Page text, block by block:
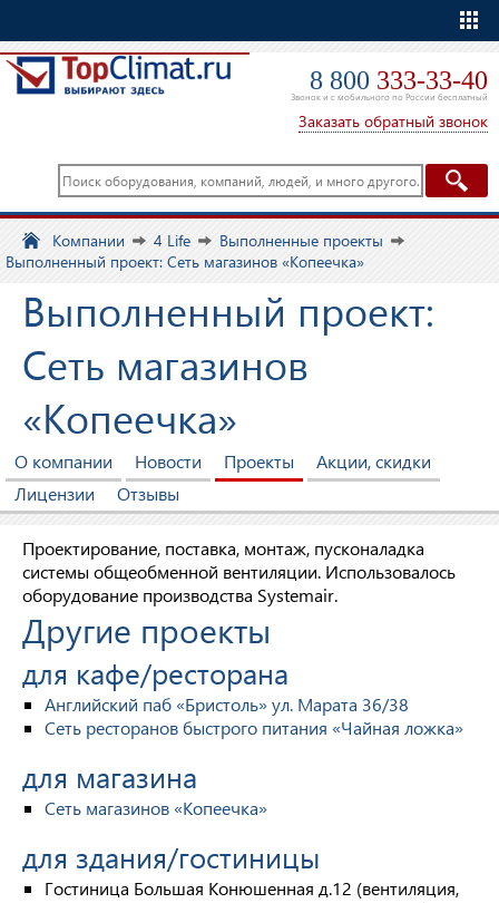
8 800 333-33-40
Звонок и с мобильного по России бесплатный
Заказать обратный звонок
Компании 4 Life
Выполненные проекты
Выполненный проект: Сеть магазинов «Копеечка»
Выполненный проект:
Сеть магазинов
«Копеечка»
О компании Новости Проекты
Акции, скидки
Лицензии
Отзывы
Проектирование, поставка, монтаж, пусконаладка
системы общеобменной вентиляции. Использовалось
оборудование производства Systemair.
Другие проекты
для кафе/ресторана
Английский паб «Бристоль» ул. Марата 36/38
Сеть ресторанов быстрого питания «Чайная ложка»
для магазина
Сеть магазинов «Копеечка»
для здания/гостиницы
Гостиница Большая Конюшенная д.12 (вентиляция,